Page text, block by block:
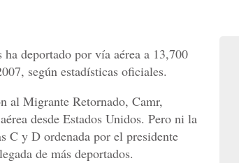
deportado por vía aérea a 13,700
según estadísticas oficiales.
al Migrante Retornado, Camr,
desde Estados Unidos. Pero ni la
C y D ordenada por el presidente
de más deportados.